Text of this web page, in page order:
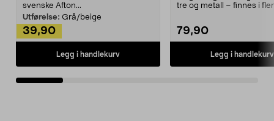
svenske Afton...
Utførelse: Grå/beige
39,90
Legg i handlekurv
tre og metall – finnes i
79,90
Legg i handlekurv